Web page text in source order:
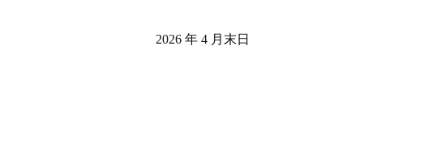
2026 年 4 月末日